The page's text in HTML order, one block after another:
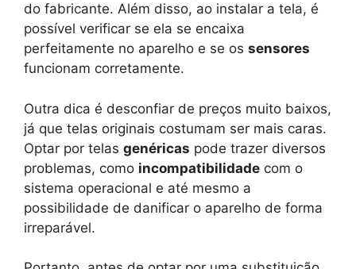
do fabricante. Além disso, ao instalar a tela, é
possível verificar se ela se encaixa
perfeitamente no aparelho e se os sensores
funcionam corretamente.
Outra dica é desconfiar de preços muito baixos,
já que telas originais costumam ser mais caras.
Optar por telas genéricas pode trazer diversos
problemas, como incompatibilidade com o
sistema operacional e até mesmo a
possibilidade de danificar o aparelho de forma
irreparável.